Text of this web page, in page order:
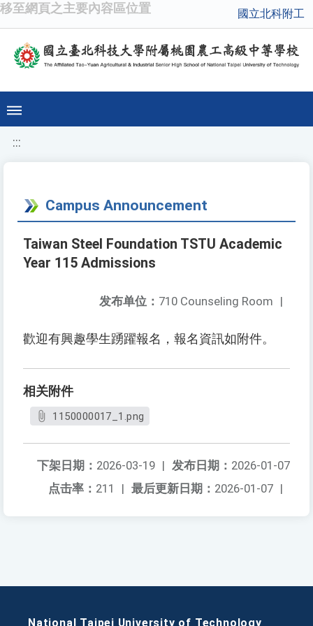
移至網頁之主要內容區位置 國立北科附工
:::
Campus Announcement
Taiwan Steel Foundation TSTU Academic
Year 115 Admissions
发布单位： 710 Counseling Room |
歡迎有興趣學生踴躍報名，報名資訊如附件。
相关附件
1150000017_1.png
发布日期： 2026-01-07
下架日期： 2026-03-19 |
最后更新日期： 2026-01-07 |
点击率： 211 |
National Taipei University of Technology